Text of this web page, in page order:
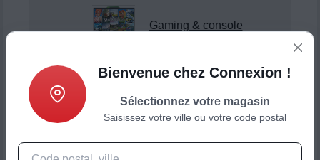
Gaming & console
Smartphone & téléphonie
Bienvenue chez Connexion !
Sélectionnez votre magasin
Saisissez votre ville ou votre code postal